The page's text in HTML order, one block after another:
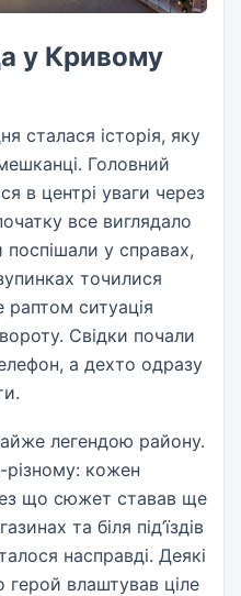
у Кривому
сталася історія, яку
Головний
в центрі уваги через
все виглядало
у справах,
точилися
раптом ситуація
Свідки почали
а дехто одразу
легендою району.
різному: кожен
що сюжет ставав ще
та біля під’їздів
насправді. Деякі
влаштував ціле